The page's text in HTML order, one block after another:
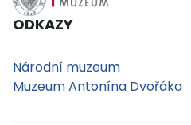
ODKAZY
Národní muzeum
Muzeum Antonína Dvořáka